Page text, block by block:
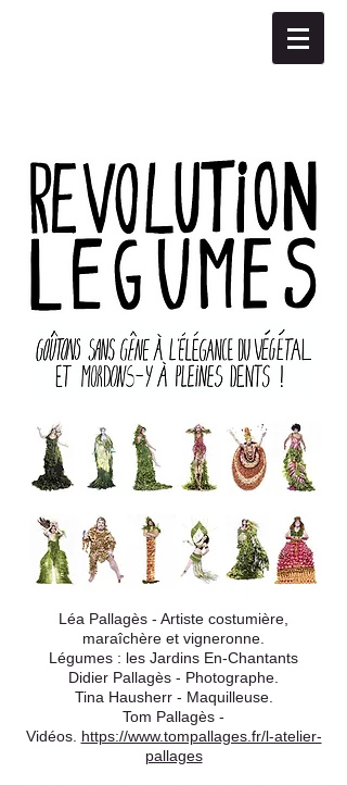
Léa Pallagès - Artiste costumière,
maraîchère et vigneronne.
Légumes : les Jardins En-Chantants
Didier Pallagès - Photographe.
Tina Hausherr - Maquilleuse.
Tom Pallagès -
Vidéos. https://www.tompallages.fr/l-atelier-
pallages